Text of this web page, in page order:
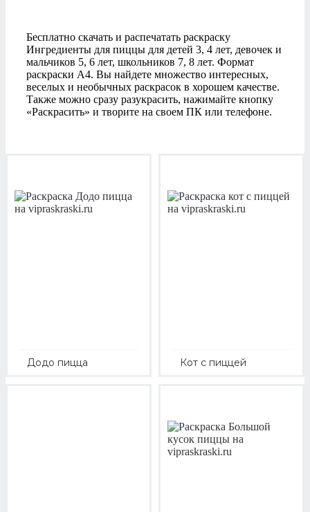
Бесплатно скачать и распечатать раскраску
Ингредиенты для пиццы для детей 3, 4 лет, девочек и
мальчиков 5, 6 лет, школьников 7, 8 лет. Формат
раскраски А4. Вы найдете множество интересных,
веселых и необычных раскрасок в хорошем качестве.
Также можно сразу разукрасить, нажимайте кнопку
«Раскрасить» и творите на своем ПК или телефоне.
Додо пицца Кот с пиццей